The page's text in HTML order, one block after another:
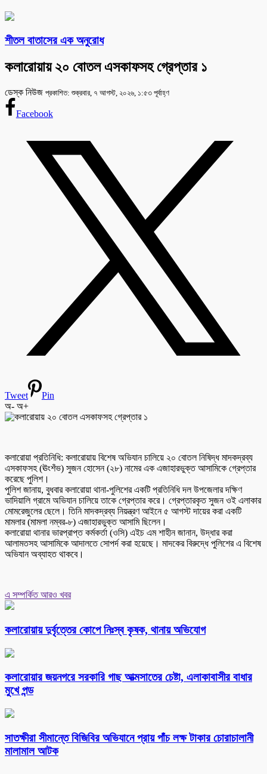
শীতল বাতাসের এক অনুরোধ
কলারোয়ায় ২০ বোতল এসকাফসহ গ্রেপ্তার ১
ডেস্ক নিউজ প্রকাশিত: শুক্রবার, ৭ আগস্ট, ২০২৬, ১:৫৩ পূর্বাহ্ণ
Facebook
Tweet
Pin
অ- অ+
কলারোয়া প্রতিনিধি: কলারোয়ায় বিশেষ অভিযান চালিয়ে ২০ বোতল নিষিদ্ধ মাদকদ্রব্য
এসকাফসহ (ঊংশঁভ) সুজন হোসেন (২৮) নামের এক এজাহারভুক্ত আসামিকে গ্রেপ্তার
করেছে পুলিশ।
পুলিশ জানায়, বুধবার কলারোয়া থানা-পুলিশের একটি প্রতিনিধি দল উপজেলার দক্ষিণ
ভাদিয়ালি গ্রামে অভিযান চালিয়ে তাকে গ্রেপ্তার করে। গ্রেপ্তারকৃত সুজন ওই এলাকার
মোমরেজুলের ছেলে। তিনি মাদকদ্রব্য নিয়ন্ত্রণ আইনে ৫ আগস্ট দায়ের করা একটি
মামলার (মামলা নম্বর-৮) এজাহারভুক্ত আসামি ছিলেন।
কলারোয়া থানার ভারপ্রাপ্ত কর্মকর্তা (ওসি) এইচ এম শাহীন জানান, উদ্ধার করা
আলামতসহ আসামিকে আদালতে সোপর্দ করা হয়েছে। মাদকের বিরুদ্ধে পুলিশের এ বিশেষ
অভিযান অব্যাহত থাকবে।
এ সম্পর্কিত আরও খবর
কলারোয়ায় দুর্বৃত্তের কোপে নিঃস্ব কৃষক, থানায় অভিযোগ
কলারোয়ার জয়নগরে সরকারি গাছ আত্মসাতের চেষ্টা, এলাকাবাসীর বাধার
মুখে পন্ড
সাতক্ষীরা সীমান্তে বিজিবির অভিযানে প্রায় পাঁচ লক্ষ টাকার চোরাচালানী
মালামাল আটক